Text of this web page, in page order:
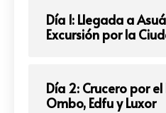
Día 1: Llegada a
Excursión por la
Día 2: Crucero por
Ombo, Edfu y Luxor